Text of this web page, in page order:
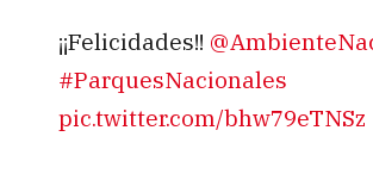
¡¡Felicidades!!
#ParquesNacionales
pic.twitter.com/bhw79eTNSz